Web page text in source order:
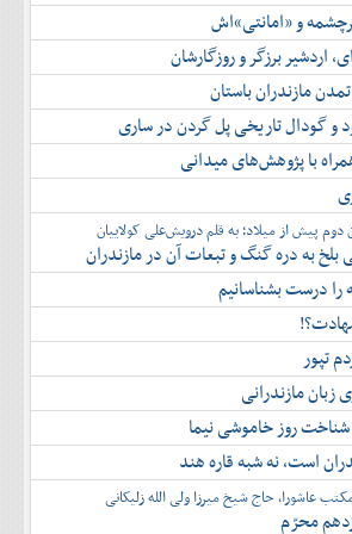
و «امانتی»اش
اردشیر برزگر و روزگارشان
مازندران باستان
و گودال تاریخی پل گردن در ساری
با پژوهش‌های میدانی
دوم پیش از میلاد؛ به قلم درویش‌علی کولاییان
بلخ به دره گنگ و تبعات آن در مازندران
را درست بشناسانیم
تپور
زبان مازندرانی
روز خاموشی نیما
است، نه شبه قاره هند
عاشورا، حاج شیخ میرزا ولی الله زلیکانی
محرّم